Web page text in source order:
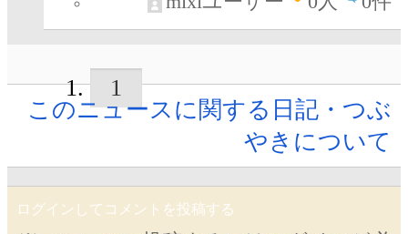
1
このニュースに関する日記・つぶ
やきについて
ログインしてコメントを投稿する